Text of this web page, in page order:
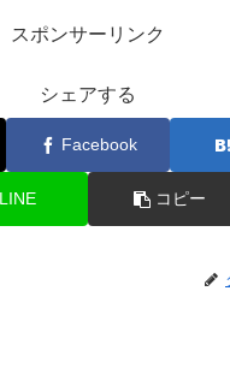
スポンサーリンク
シェアする
Facebook
LINE コピー